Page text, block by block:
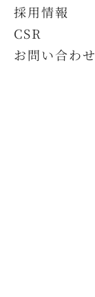
採用情報
CSR
お問い合わせ